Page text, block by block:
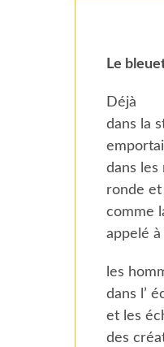
Le
Déjà
dans la
dans les
ronde et
comme
appelé
les
dans l’
et les
des